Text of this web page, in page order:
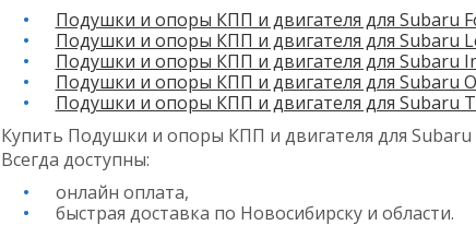
Подушки и опоры КПП и двигателя для Subaru
Подушки и опоры КПП и двигателя для Subaru
Подушки и опоры КПП и двигателя для Subaru
Подушки и опоры КПП и двигателя для Subaru
Подушки и опоры КПП и двигателя для Subaru
Купить Подушки и опоры КПП и двигателя для
Всегда доступны:
онлайн оплата,
быстрая доставка по Новосибирску и области.